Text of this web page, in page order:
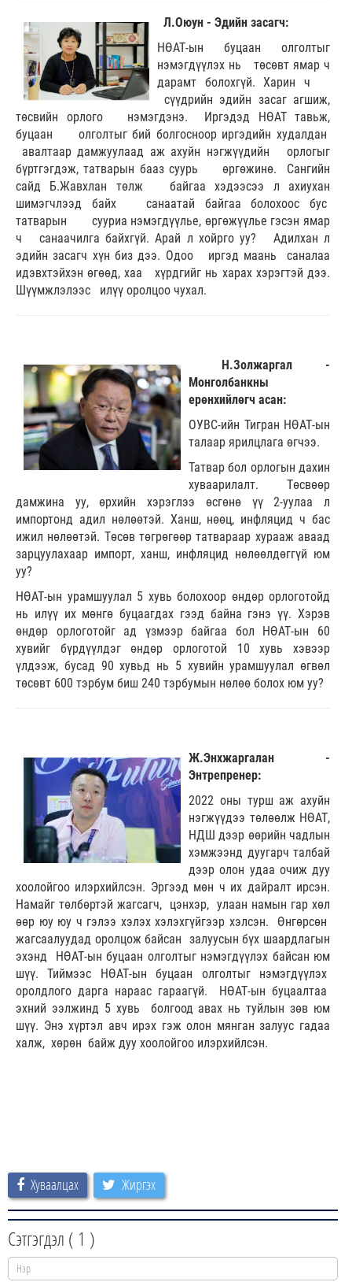
Л.Оюун - Эдийн засагч:
НӨАТ-ын буцаан олголтыг
нэмэгдүүлэх нь төсөвт ямар ч
дарамт болохгүй. Харин ч
сүүдрийн эдийн засаг агшиж,
төсвийн орлого нэмэгдэнэ. Иргэдэд НӨАТ тавьж,
буцаан олголтыг бий болгосноор иргэдийн худалдан
авалтаар дамжуулаад аж ахуйн нэгжүүдийн орлогыг
бүртгэгдэж, татварын бааз суурь өргөжинө. Сангийн
сайд Б.Жавхлан төлж байгаа хэдээсээ л ахиухан
шимэгчлээд байх санаатай байгаа болохоос бус
татварын сууриа нэмэгдүүлье, өргөжүүлье гэсэн ямар
ч санаачилга байхгүй. Арай л хойрго уу? Адилхан л
эдийн засагч хүн биз дээ. Одоо иргэд маань саналаа
идэвхтэйхэн өгөөд, хаа хүрдгийг нь харах хэрэгтэй дээ.
Шүүмжлэлээс илүү оролцоо чухал.
Н.Золжаргал -
Монголбанкны
ерөнхийлөгч асан:
ОУВС-ийн Тигран НӨАТ-ын
талаар ярилцлага өгчээ.
Татвар бол орлогын дахин
хуваарилалт. Төсвөөр
дамжина уу, өрхийн хэрэглээ өсгөнө үү 2-уулаа л
импортонд адил нөлөөтэй. Ханш, нөөц, инфляцид ч бас
ижил нөлөөтэй. Төсөв төгрөгөөр татвараар хурааж аваад
зарцуулахаар импорт, ханш, инфляцид нөлөөлдөггүй юм
уу?
НӨАТ-ын урамшуулал 5 хувь болохоор өндөр орлоготойд
нь илүү их мөнгө буцаагдах гээд байна гэнэ үү. Хэрэв
өндөр орлоготойг ад үзмээр байгаа бол НӨАТ-ын 60
хувийг бүрдүүлдэг өндөр орлоготой 10 хувь хэвээр
үлдээж, бусад 90 хувьд нь 5 хувийн урамшуулал өгвөл
төсөвт 600 тэрбум биш 240 тэрбумын нөлөө болох юм уу?
Ж.Энхжаргалан -
Энтрепренер:
2022 оны турш аж ахуйн
нэгжүүдээ төлөөлж НӨАТ,
НДШ дээр өөрийн чадлын
хэмжээнд дуугарч талбай
дээр олон удаа очиж дуу
хоолойгоо илэрхийлсэн. Эргээд мөн ч их дайралт ирсэн.
Намайг төлбөртэй жагсагч, цэнхэр, улаан намын гар хөл
өөр юу юу ч гэлээ хэлэх хэлэхгүйгээр хэлсэн. Өнгөрсөн
жагсаалуудад оролцож байсан залуусын бүх шаардлагын
эхэнд НӨАТ-ын буцаан олголтыг нэмэгдүүлэх байсан юм
шүү. Тиймээс НӨАТ-ын буцаан олголтыг нэмэгдүүлэх
оролдлого дарга нараас гараагүй. НӨАТ-ын буцаалтаа
эхний ээлжинд 5 хувь болгоод авах нь туйлын зөв юм
шүү. Энэ хүртэл авч ирэх гэж олон мянган залуус гадаа
халж, хөрөн байж дуу хоолойгоо илэрхийлсэн.
Хуваалцах Жиргэх
Сэтгэгдэл ( 1 )